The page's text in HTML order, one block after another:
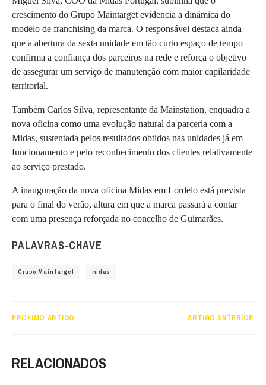
crescimento do Grupo Maintarget evidencia a dinâmica do
modelo de franchising da marca. O responsável destaca ainda
que a abertura da sexta unidade em tão curto espaço de tempo
confirma a confiança dos parceiros na rede e reforça o objetivo
de assegurar um serviço de manutenção com maior capilaridade
territorial.
Também Carlos Silva, representante da Mainstation, enquadra a
nova oficina como uma evolução natural da parceria com a
Midas, sustentada pelos resultados obtidos nas unidades já em
funcionamento e pelo reconhecimento dos clientes relativamente
ao serviço prestado.
A inauguração da nova oficina Midas em Lordelo está prevista
para o final do verão, altura em que a marca passará a contar
com uma presença reforçada no concelho de Guimarães.
PALAVRAS-CHAVE
Grupo Maintarget midas
PRÓXIMO ARTIGO ARTIGO ANTERIOR
RELACIONADOS